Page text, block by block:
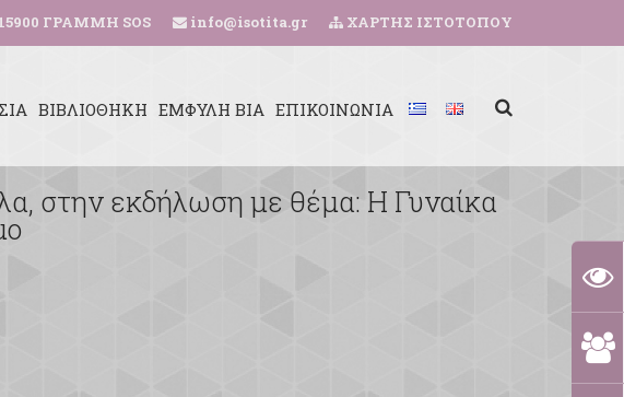
15900 ΓΡΑΜΜΗ SOS info@isotita.gr ΧΑΡΤΗΣ ΙΣΤΟΤΟΠΟΥ
ΒΙΒΛΙΟΘΗΚΗ ΕΜΦΥΛΗ ΒΙΑ ΕΠΙΚΟΙΝΩΝΙΑ
στην εκδήλωση με θέμα: Η Γυναίκα